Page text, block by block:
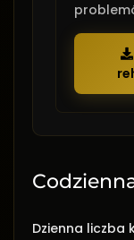
Dzienna liczba